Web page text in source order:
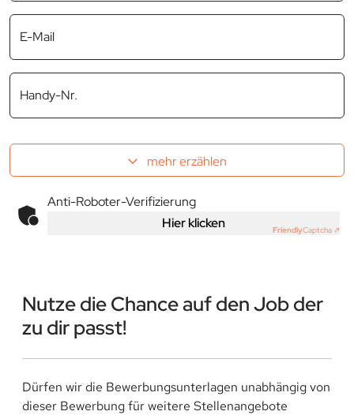
E-Mail
Handy-Nr.
mehr erzählen
Anti-Roboter-Verifizierung
Hier klicken
FriendlyCaptcha ⇗
Nutze die Chance auf den Job der
zu dir passt!
Dürfen wir die Bewerbungsunterlagen unabhängig von
dieser Bewerbung für weitere Stellenangebote